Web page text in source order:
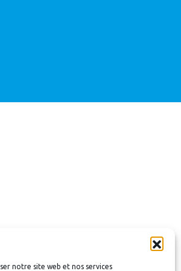
notre site web et nos services